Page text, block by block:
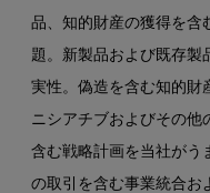
品、知的財産の獲得を含
題。新製品および既存製
実性。偽造を含む知的財
ニシアチブおよびその他
含む戦略計画を当社がう
の取引を含む事業統合お